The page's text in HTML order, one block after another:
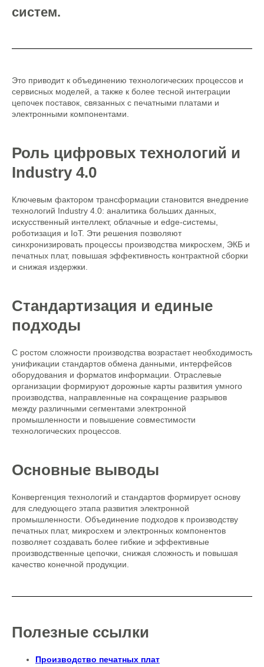
систем.
Это приводит к объединению технологических процессов и
сервисных моделей, а также к более тесной интеграции
цепочек поставок, связанных с печатными платами и
электронными компонентами.
Роль цифровых технологий и
Industry 4.0
Ключевым фактором трансформации становится внедрение
технологий Industry 4.0: аналитика больших данных,
искусственный интеллект, облачные и edge-системы,
роботизация и IoT. Эти решения позволяют
синхронизировать процессы производства микросхем, ЭКБ и
печатных плат, повышая эффективность контрактной сборки
и снижая издержки.
Стандартизация и единые
подходы
С ростом сложности производства возрастает необходимость
унификации стандартов обмена данными, интерфейсов
оборудования и форматов информации. Отраслевые
организации формируют дорожные карты развития умного
производства, направленные на сокращение разрывов
между различными сегментами электронной
промышленности и повышение совместимости
технологических процессов.
Основные выводы
Конвергенция технологий и стандартов формирует основу
для следующего этапа развития электронной
промышленности. Объединение подходов к производству
печатных плат, микросхем и электронных компонентов
позволяет создавать более гибкие и эффективные
производственные цепочки, снижая сложность и повышая
качество конечной продукции.
Полезные ссылки
Производство печатных плат